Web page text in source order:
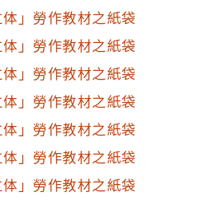
」勞作教材之紙袋
」勞作教材之紙袋
」勞作教材之紙袋
」勞作教材之紙袋
」勞作教材之紙袋
」勞作教材之紙袋
」勞作教材之紙袋